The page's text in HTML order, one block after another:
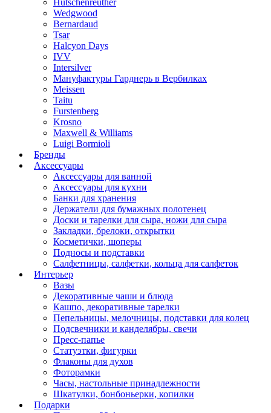
Hutschenreuther
Wedgwood
Bernardaud
Tsar
Halcyon Days
IVV
Intersilver
Мануфактуры Гарднерь в Вербилках
Meissen
Taitu
Furstenberg
Krosno
Maxwell & Williams
Luigi Bormioli
Бренды
Аксессуары
Аксессуары для ванной
Аксессуары для кухни
Банки для хранения
Держатели для бумажных полотенец
Доски и тарелки для сыра, ножи для сыра
Закладки, брелоки, открытки
Косметички, шоперы
Подносы и подставки
Салфетницы, салфетки, кольца для салфеток
Интерьер
Вазы
Декоративные чаши и блюда
Кашпо, декоративные тарелки
Пепельницы, мелочницы, подставки для колец
Подсвечники и канделябры, свечи
Пресс-папье
Статуэтки, фигурки
Флаконы для духов
Фоторамки
Часы, настольные принадлежности
Шкатулки, бонбоньерки, копилки
Подарки